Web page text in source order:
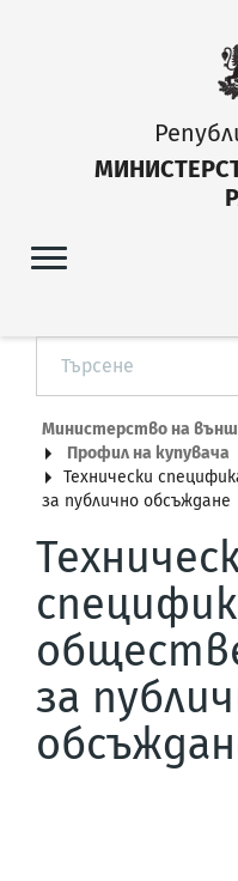
Министерство на
Профил на купувача
Технически
за публично обсъждане
за